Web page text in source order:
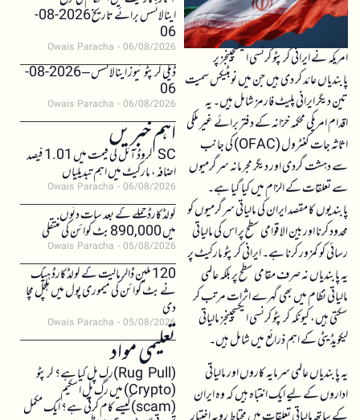
امریکہ نے ایرانی کرپٹو کرنسی ایکسچینجز پر
پابندیاں عائد کر دی ہیں جن میں نوبٹیکس سمیت
تین دیگر ایرانی پلیٹ فارمز شامل ہیں۔ یہ
اقدام امریکی محکمہ خزانہ کے دفتر برائے غیر ملکی
اثاثہ جات کنٹرول (OFAC) کی جانب
سے دہشت گردی اور دیگر مجرمانہ سرگرمیوں
سے تعلقات کے الزام میں کیا گیا ہے۔
پابندیوں کا مقصد ایران کی مالیاتی سرگرمیوں کو
محدود کرنا اور بین الاقوامی سطح پر اس کی مالیاتی
رسائی کو کمزور کرنا ہے۔ ایرانی کرپٹو مارکیٹ پر
یہ پابندیاں نہ صرف مقامی سطح پر بلکہ عالمی
مالیاتی نظام میں بھی گہرے اثرات مرتب کر
سکتی ہیں، کیونکہ کرپٹو کرنسی ایکسچینجز مالیاتی
لیکویڈیٹی کے اہم ذرائع میں شامل ہیں۔
یہ پابندیاں عالمی سرمایہ کاروں اور مالیاتی
اداروں کے لیے ایک انتباہ ہیں کہ وہ ایران
اینالائسس برائے تاریخ 2026-08-
06
Owais Paracha 06/08/2026
ڈیلی کرپٹو نیوز اینالائسس – 2026-08-
06
Owais Paracha 06/08/2026
اہم خبریں SC کروڈ آئل کی قیمت میں 1.01 فیصد
اضافہ، مارکیٹ میں اہم تبدیلیاں
Owais Paracha 06/08/2026
کولڈکارڈ حملے کے بعد سات دنوں
میں 890,000 بٹ کوائن کی منتقلی
Owais Paracha 05/08/2026
120 ملین ڈالر مالیت کے کولڈکارڈ ہیک
نے بٹ کوائن کی میموری پول میں ہلچل مچا
دی
Owais Paracha 05/08/2026
تعلیمی مواد(Rug Pull)رگ پل کیا ہے؟ کرپٹو
(Crypto) میں رگ پل اسکیم
(scam)کیسے کام کرتی ہے؟ ایک مکمل